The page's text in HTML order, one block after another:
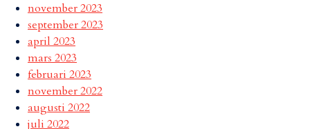
november 2023
september 2023
april 2023
mars 2023
februari 2023
november 2022
augusti 2022
juli 2022